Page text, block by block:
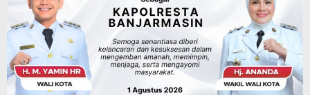
Banjarmasin Pilot Project Perlinsos
Digital, Target 30 Persen IKD Masih
Jauh, Komisi II DPR Turun Tangan
Agustus 7, 2026